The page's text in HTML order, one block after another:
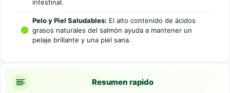
intestinal.
Pelo y Piel Saludables: El alto contenido de ácidos
grasos naturales del salmón ayuda a mantener un
pelaje brillante y una piel sana.
Resumen rapido